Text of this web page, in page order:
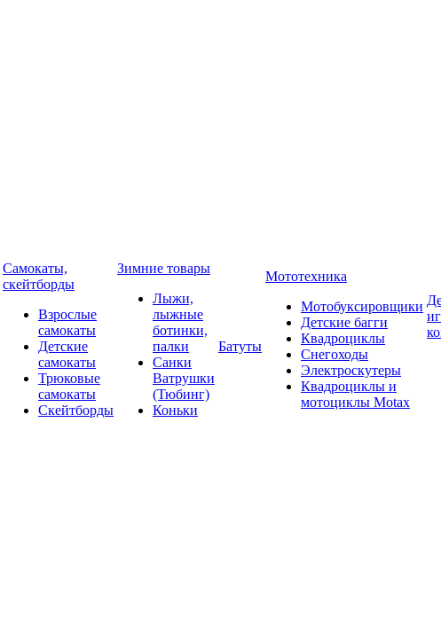
Самокаты,
скейтборды
Взрослые
самокаты
Детские
самокаты
Трюковые
самокаты
Скейтборды
Зимние товары
Лыжи,
лыжные
ботинки,
палки
Санки
Ватрушки
(Тюбинг)
Коньки
Батуты
Мототехника
Мотобуксировщики
Детские багги
Квадроциклы
Снегоходы
Электроскутеры
Квадроциклы и
мотоциклы Motax